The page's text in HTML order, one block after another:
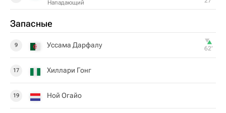
Нападающий
Запасные
9 Уссама Дарфалу 62‎’‎
17 Хиллари Гонг
19 Ной Огайо